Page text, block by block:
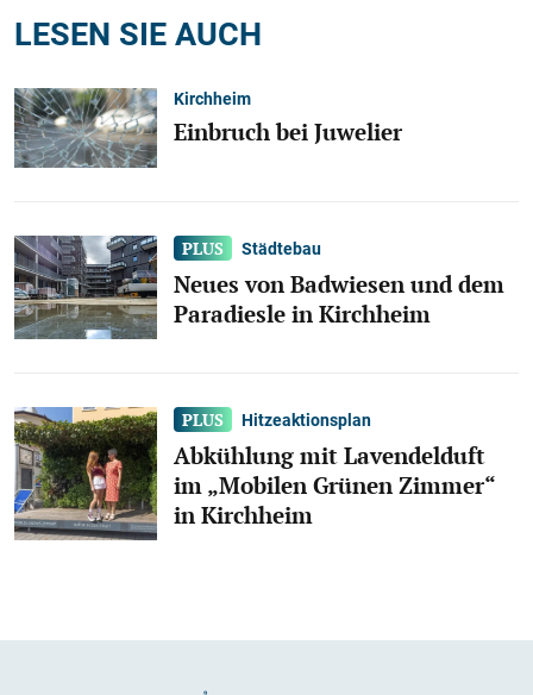
LESEN SIE AUCH
Kirchheim
Einbruch bei Juwelier
Städtebau
Neues von Badwiesen und dem
Paradiesle in Kirchheim
Hitzeaktionsplan
Abkühlung mit Lavendelduft
im „Mobilen Grünen Zimmer“
in Kirchheim